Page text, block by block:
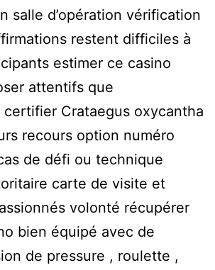
salle d’opération vérification
restent difficiles à
estimer ce casino
attentifs que
Crataegus oxycantha
recours option numéro
de défi ou technique
carte de visite et
volonté récupérer
bien équipé avec de
de pressure , roulette ,